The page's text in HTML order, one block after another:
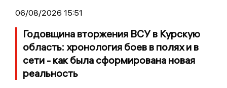
06/08/2026 15:51
Годовщина вторжения ВСУ в Курскую
область: хронология боев в полях и в
сети - как была сформирована новая
реальность